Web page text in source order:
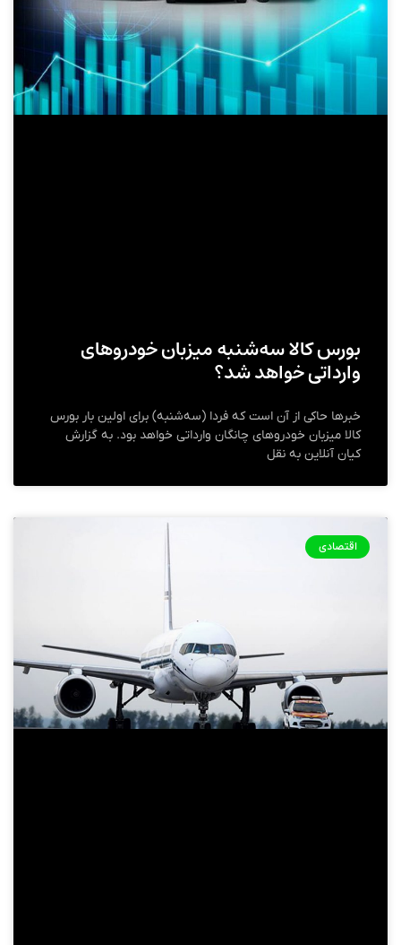
بورس کالا سه‌شنبه میزبان خودروهای
وارداتی خواهد شد؟
خبرها حاکی از آن است که فردا (سه‌شنبه) برای اولین بار بورس
کالا میزبان خودروهای چانگان وارداتی خواهد بود. به گزارش
کیان آنلاین به نقل
اقتصادی